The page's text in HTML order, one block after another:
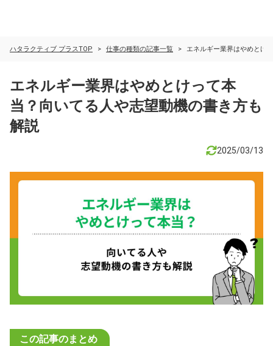
ハタラクティブ プラスTOP 仕事の種類の記事一覧 エネルギー業界はやめとけ
エネルギー業界はやめとけって本
当？向いてる人や志望動機の書き方も
解説
2025/03/13
この記事のまとめ